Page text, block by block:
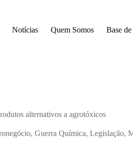
Notícias Quem Somos Base
alternativos a agrotóxicos
, Guerra Química, Legislação,